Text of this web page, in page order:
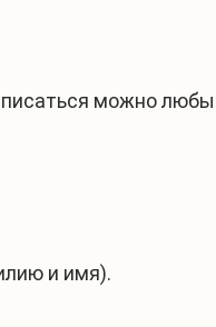
можно
и имя).